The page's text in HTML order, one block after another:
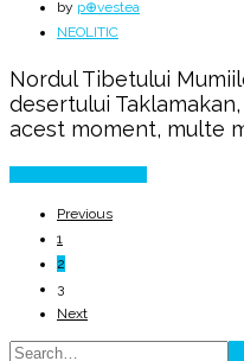
by p⊕vestea
NEOLITIC
Nordul Tibetului
desertului
acest moment, multe
Previous
1
2
3
Next